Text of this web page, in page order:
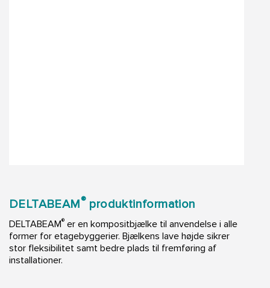
DELTABEAM® produktinformation
DELTABEAM® er en kompositbjælke til anvendelse i alle
former for etagebyggerier. Bjælkens lave højde sikrer
stor fleksibilitet samt bedre plads til fremføring af
installationer.